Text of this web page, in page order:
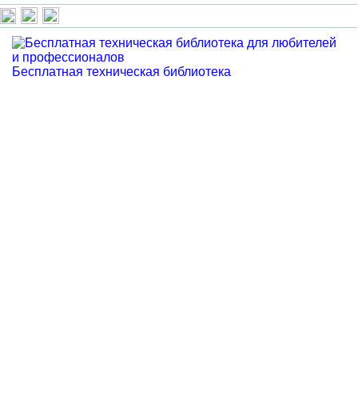
Бесплатная техническая библиотека